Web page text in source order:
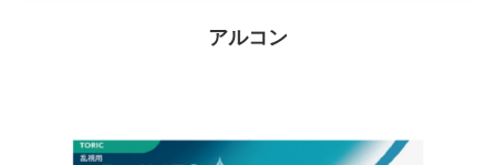
アルコン